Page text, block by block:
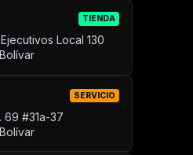
TIENDA
Local 130
SERVICIO
69 #31a-37